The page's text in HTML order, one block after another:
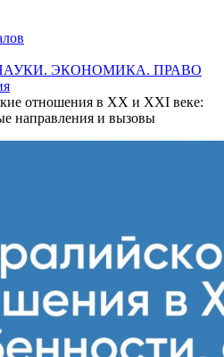
ЭКОНОМИКА. ПРАВО
отношения в XX и XXI веке:
направления и вызовы